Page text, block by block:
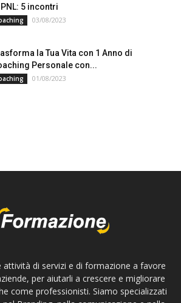
PNL: 5 incontri
03/08/2023
la Tua Vita con 1 Anno di
Personale con...
01/08/2023
attività di servizi e di formazione a favore
per aiutarli a crescere e migliorare
come professionisti. Siamo specializzati